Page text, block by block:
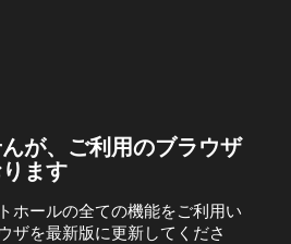
が、ご利用のブラウザ
ます
ホールの全ての機能をご利用い
ザを最新版に更新してくださ